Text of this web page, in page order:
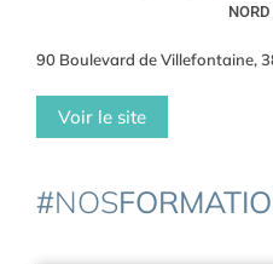
NORD
90 Boulevard de Villefontaine,
Voir le site
#NOS